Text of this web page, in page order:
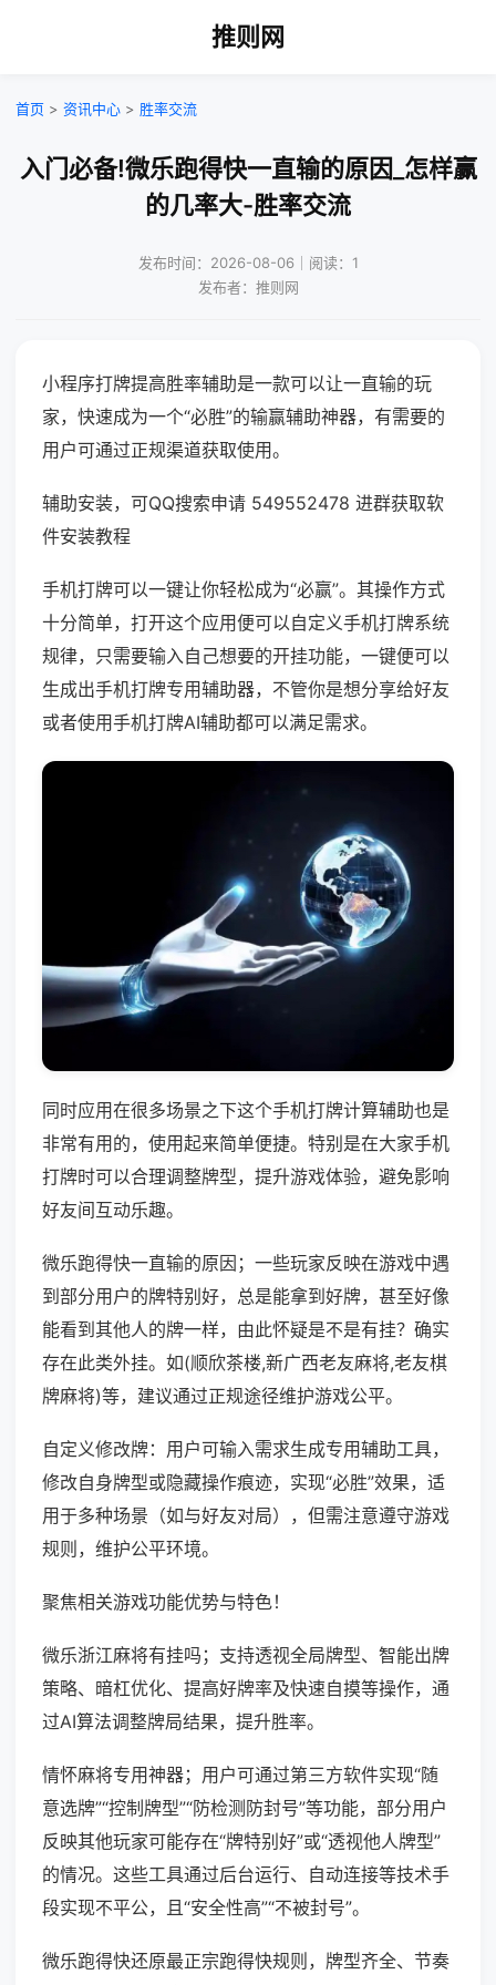
推则网
首页 > 资讯中心 > 胜率交流
入门必备!微乐跑得快一直输的原因_怎样赢
的几率大-胜率交流
发布时间：2026-08-06｜阅读：1
发布者：推则网
小程序打牌提高胜率辅助是一款可以让一直输的玩
家，快速成为一个“必胜”的输赢辅助神器，有需要的
用户可通过正规渠道获取使用。
辅助安装，可QQ搜索申请 549552478 进群获取软
件安装教程
手机打牌可以一键让你轻松成为“必赢”。其操作方式
十分简单，打开这个应用便可以自定义手机打牌系统
规律，只需要输入自己想要的开挂功能，一键便可以
生成出手机打牌专用辅助器，不管你是想分享给好友
或者使用手机打牌AI辅助都可以满足需求。
同时应用在很多场景之下这个手机打牌计算辅助也是
非常有用的，使用起来简单便捷。特别是在大家手机
打牌时可以合理调整牌型，提升游戏体验，避免影响
好友间互动乐趣。
微乐跑得快一直输的原因；一些玩家反映在游戏中遇
到部分用户的牌特别好，总是能拿到好牌，甚至好像
能看到其他人的牌一样，由此怀疑是不是有挂？确实
存在此类外挂。如(顺欣茶楼,新广西老友麻将,老友棋
牌麻将)等，建议通过正规途径维护游戏公平。
自定义修改牌：用户可输入需求生成专用辅助工具，
修改自身牌型或隐藏操作痕迹，实现“必胜”效果，适
用于多种场景（如与好友对局），但需注意遵守游戏
规则，维护公平环境。
聚焦相关游戏功能优势与特色！
微乐浙江麻将有挂吗；支持透视全局牌型、智能出牌
策略、暗杠优化、提高好牌率及快速自摸等操作，通
过AI算法调整牌局结果，提升胜率。
情怀麻将专用神器；用户可通过第三方软件实现“随
意选牌”“控制牌型”“防检测防封号”等功能，部分用户
反映其他玩家可能存在“牌特别好”或“透视他人牌型”
的情况。这些工具通过后台运行、自动连接等技术手
段实现不平公，且“安全性高”“不被封号”。
微乐跑得快还原最正宗跑得快规则，牌型齐全、节奏